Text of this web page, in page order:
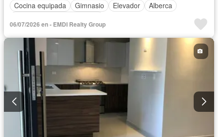
Cocina equipada
Gimnasio Elevador
Alberca
06/07/2026 en - EMDI Realty Group